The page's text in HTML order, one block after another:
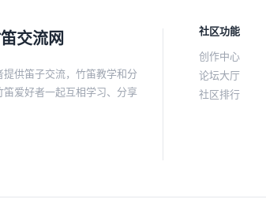
交流网
供笛子交流，竹笛教学和分
爱好者一起互相学习、分享
社区功能
创作中心
论坛大厅
社区排行